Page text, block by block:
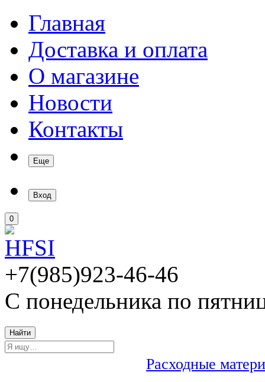
Главная
Доставка и оплата
О магазине
Новости
Контакты
Еще
Вход
0
+7(985)923-46-46
С понедельника по
Найти
Расходные